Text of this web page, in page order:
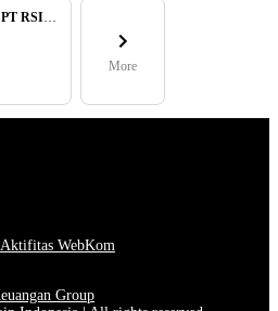
More
WebKom
Group